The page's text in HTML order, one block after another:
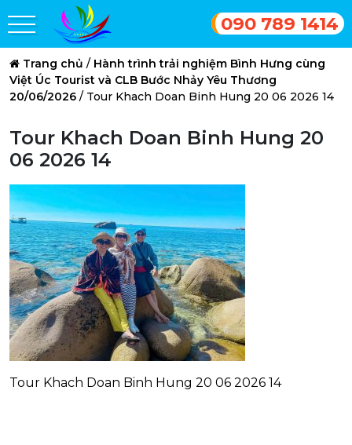
090 789 1414
Trang chủ / Hành trình trải nghiệm Bình Hưng cùng
Việt Úc Tourist và CLB Bước Nhảy Yêu Thương
20/06/2026 / Tour Khach Doan Binh Hung 20 06 2026 14
Tour Khach Doan Binh Hung 20
06 2026 14
Tour Khach Doan Binh Hung 20 06 2026 14